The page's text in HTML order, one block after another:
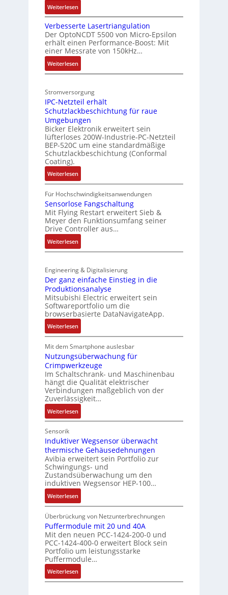
ä
h
l
t
e
l
e
e
r
b
e
S
S
t
r
k
r
Weiterlesen:
B
a
t
t
e
r
i
l
o
s
e
M
u
l
t
n
-
K
t
n
c
o
d
e
r
Verbesserte Lasertriangulation
Der OptoNCDT 5500 von Micro-Epsilon
erhält einen Performance-Boost: Mit
einer Messrate von 150kHz…
Weiterlesen:
V
r
b
e
s
s
e
r
e
L
s
e
r
t
i
n
g
u
l
a
t
i
o
n
Stromversorgung
IPC-Netzteil erhält
Schutzlackbeschichtung für raue
Umgebungen
Bicker Elektronik erweitert sein
lüfterloses 200W-Industrie-PC-Netzteil
BEP-520C um eine standardmäßige
Schutzlackbeschichtung (Conformal
Coating).
Weiterlesen:
I
P
C
-
N
e
t
z
e
i
l
e
r
h
ä
l
t
S
c
h
u
t
z
l
k
b
e
s
c
i
h
t
u
n
g
f
ü
Für Hochschwindigkeitsanwendungen
Sensorlose Fangschaltung
Mit Flying Restart erweitert Sieb &
Meyer den Funktionsumfang seiner
Drive Controller aus…
Weiterlesen:
S
n
s
o
r
l
o
s
e
F
a
n
g
s
c
h
a
u
n
g
Engineering & Digitalisierung
Der ganz einfache Einstieg in die
Produktionsanalyse
Mitsubishi Electric erweitert sein
Softwareportfolio um die
browserbasierte DataNavigateApp.
Weiterlesen:
D
e
r
g
a
n
z
e
i
n
a
c
h
e
E
i
n
t
i
e
g
i
d
Mit dem Smartphone auslesbar
Nutzungsüberwachung für
Crimpwerkzeuge
Im Schaltschrank- und Maschinenbau
hängt die Qualität elektrischer
Verbindungen maßgeblich von der
Zuverlässigkeit…
Weiterlesen:
N
t
z
u
n
g
s
ü
b
e
r
w
a
c
h
u
n
Sensorik
Induktiver Wegsensor überwacht
thermische Gehäusedehnungen
Avibia erweitert sein Portfolio zur
Schwingungs- und
Zustandsüberwachung um den
induktiven Wegsensor HEP-100…
Weiterlesen:
I
n
d
u
k
t
i
v
e
Überbrückung von Netzunterbrechnungen
Puffermodule mit 20 und 40A
Mit den neuen PCC-1424-200-0 und
PCC-1424-400-0 erweitert Block sein
Portfolio um leistungsstarke
Puffermodule…
Weiterlesen:
P